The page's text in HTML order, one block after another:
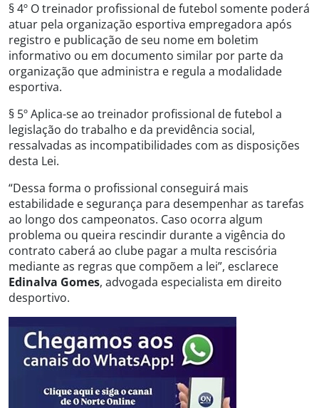
§ 4º O treinador profissional de futebol somente poderá
atuar pela organização esportiva empregadora após
registro e publicação de seu nome em boletim
informativo ou em documento similar por parte da
organização que administra e regula a modalidade
esportiva.
§ 5º Aplica-se ao treinador profissional de futebol a
legislação do trabalho e da previdência social,
ressalvadas as incompatibilidades com as disposições
desta Lei.
“Dessa forma o profissional conseguirá mais
estabilidade e segurança para desempenhar as tarefas
ao longo dos campeonatos. Caso ocorra algum
problema ou queira rescindir durante a vigência do
contrato caberá ao clube pagar a multa rescisória
mediante as regras que compõem a lei”, esclarece
Edinalva Gomes, advogada especialista em direito
desportivo.